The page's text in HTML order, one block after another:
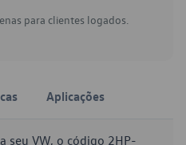
para clientes logados.
Aplicações
seu VW, o código 2HP-